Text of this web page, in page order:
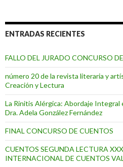
ENTRADAS RECIENTES
FALLO DEL JURADO CONCURSO
número 20 de la revista literaria y
Creación y Lectura
La Rinitis Alérgica: Abordaje Integral
Dra. Adela González Fernández
FINAL CONCURSO DE CUENTOS
CUENTOS SEGUNDA LECTURA
INTERNACIONAL DE CUENTOS